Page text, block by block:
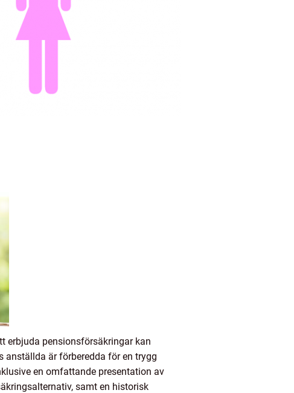
erbjuda pensionsförsäkringar kan
är förberedda för en trygg
en omfattande presentation av
samt en historisk